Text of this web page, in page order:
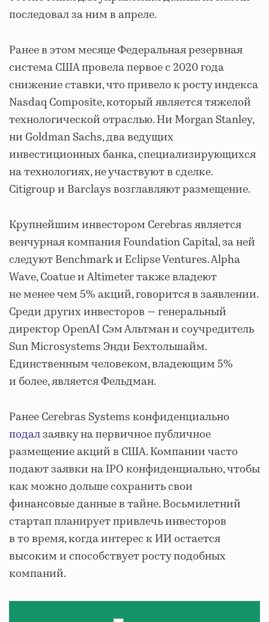
последовал за ним в апреле.
Ранее в этом месяце Федеральная резервная
система США провела первое с 2020 года
снижение ставки, что привело к росту индекса
Nasdaq Composite, который является тяжелой
технологической отраслью. Ни Morgan Stanley,
ни Goldman Sachs, два ведущих
инвестиционных банка, специализирующихся
на технологиях, не участвуют в сделке.
Citigroup и Barclays возглавляют размещение.
Крупнейшим инвестором Cerebras является
венчурная компания Foundation Capital, за ней
следуют Benchmark и Eclipse Ventures. Alpha
Wave, Coatue и Altimeter также владеют
не менее чем 5% акций, говорится в заявлении.
Среди других инвесторов — генеральный
директор OpenAI Сэм Альтман и соучредитель
Sun Microsystems Энди Бехтольшайм.
Единственным человеком, владеющим 5%
и более, является Фельдман.
Ранее Cerebras Systems конфиденциально
подалзаявку на первичное публичное
размещение акций в США. Компании часто
подают заявки на IPO конфиденциально, чтобы
как можно дольше сохранить свои
финансовые данные в тайне. Восьмилетний
стартап планирует привлечь инвесторов
в то время, когда интерес к ИИ остается
высоким и способствует росту подобных
компаний.